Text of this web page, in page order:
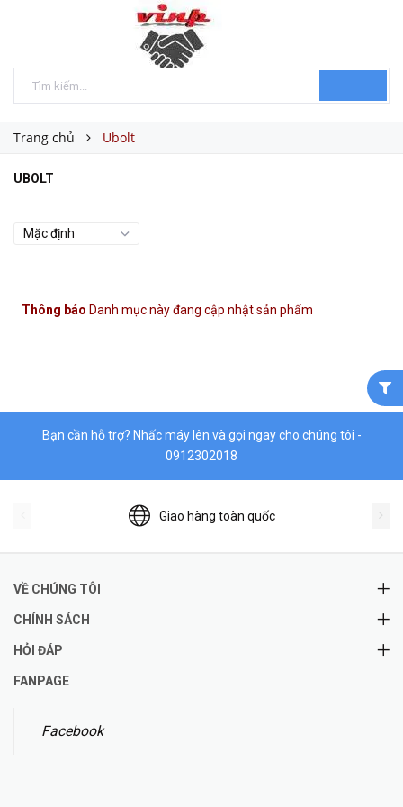
Trang chủ Ubolt
UBOLT
Thông báo Danh mục này đang cập nhật sản phẩm
Bạn cần hỗ trợ? Nhấc máy lên và gọi ngay cho chúng tôi -
0912302018
Giao hàng toàn quốc
VỀ CHÚNG TÔI
CHÍNH SÁCH
HỎI ĐÁP
FANPAGE
Facebook